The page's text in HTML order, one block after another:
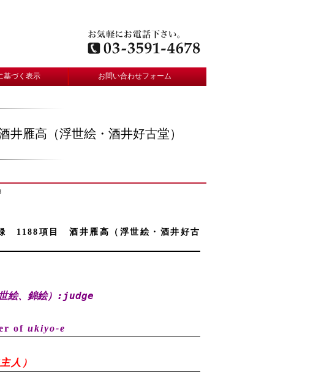
基づく表示 お問い合わせフォーム
雁高（浮世絵・酒井好古堂）
1188項目 酒井雁高（浮世絵・酒井好古
絵、錦絵） :judge
of ukiyo-e
人）